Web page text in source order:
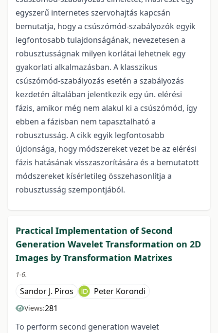
egyszerű internetes szervohajtás kapcsán
bemutatja, hogy a csúszómód-szabályozók egyik
legfontosabb tulajdonságának, nevezetesen a
robusztusságnak milyen korlátai lehetnek egy
gyakorlati alkalmazásban. A klasszikus
csúszómód-szabályozás esetén a szabályozás
kezdetén általában jelentkezik egy ún. elérési
fázis, amikor még nem alakul ki a csúszómód, így
ebben a fázisban nem tapasztalható a
robusztusság. A cikk egyik legfontosabb
újdonsága, hogy módszereket vezet be az elérési
fázis hatásának visszaszorítására és a bemutatott
módszereket kísérletileg összehasonlítja a
robusztusság szempontjából.
Practical Implementation of Second
Generation Wavelet Transformation on 2D
Images by Transformation Matrixes
1-6.
Sandor J. Piros Peter Korondi
Views:281
To perform second generation wavelet